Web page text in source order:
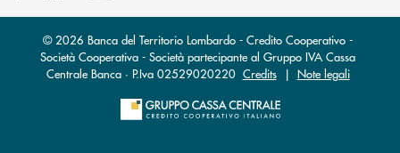
© 2026 Banca del Territorio Lombardo - Credito Cooperativo -
Società Cooperativa - Società partecipante al Gruppo IVA Cassa
Centrale Banca · P.Iva 02529020220 Credits| Note legali